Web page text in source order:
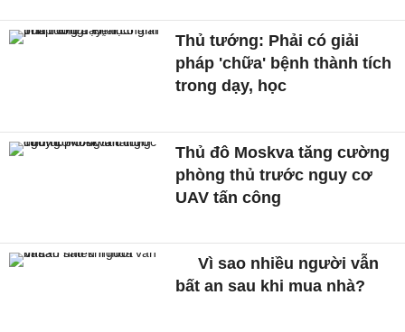
Thủ tướng: Phải có giải
pháp 'chữa' bệnh thành tích
trong dạy, học
Thủ đô Moskva tăng cường
phòng thủ trước nguy cơ
UAV tấn công
Vì sao nhiều người vẫn
bất an sau khi mua nhà?